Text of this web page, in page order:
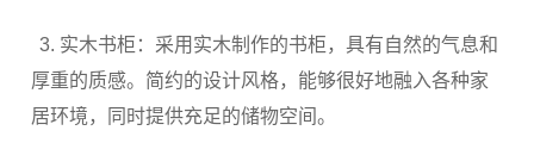
3. 实木书柜：采用实木制作的书柜，具有自然的气息和
厚重的质感。简约的设计风格，能够很好地融入各种家
居环境，同时提供充足的储物空间。